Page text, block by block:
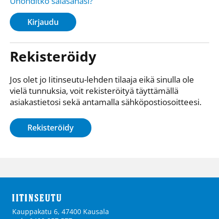
Kirjaudu
Rekisteröidy
Jos olet jo Iitinseutu-lehden tilaaja eikä sinulla ole
vielä tunnuksia, voit rekisteröityä täyttämällä
asiakastietosi sekä antamalla sähkö­posti­osoitteesi.
Rekisteröidy
Kauppakatu 6, 47400 Kausala